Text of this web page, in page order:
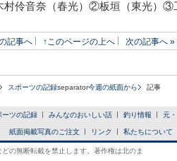
伶音奈（春光）②板垣（東光）③
記事へ ↑このページの上へ 次の記事へ »
スポーツの記録separator今週の紙面から 記事
ーツの記録 みんなのおいしい話 釣り情報 元
紙面掲載写真のご注文 リンク 私たちについて
の無断転載を禁止します。著作権は北のま